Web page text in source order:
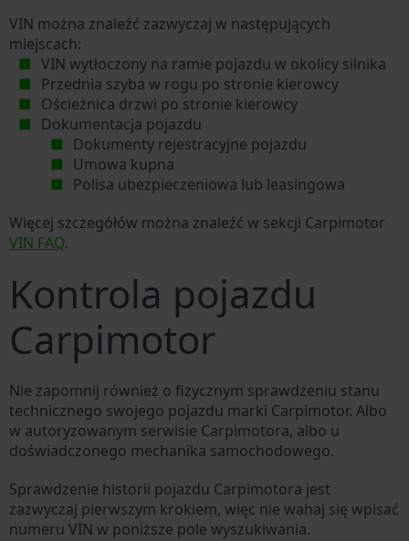
VIN można znaleźć zazwyczaj w następujących
miejscach:
VIN wytłoczony na ramie pojazdu w okolicy silnika
Przednia szyba w rogu po stronie kierowcy
Ościeżnica drzwi po stronie kierowcy
Dokumentacja pojazdu
Dokumenty rejestracyjne pojazdu
Umowa kupna
Polisa ubezpieczeniowa lub leasingowa
Więcej szczegółów można znaleźć w sekcji Carpimotor
VIN FAQ.
Kontrola pojazdu
Carpimotor
Nie zapomnij również o fizycznym sprawdzeniu stanu
technicznego swojego pojazdu marki Carpimotor. Albo
w autoryzowanym serwisie Carpimotora, albo u
doświadczonego mechanika samochodowego.
Sprawdzenie historii pojazdu Carpimotora jest
zazwyczaj pierwszym krokiem, więc nie wahaj się wpisać
numeru VIN w poniższe pole wyszukiwania.